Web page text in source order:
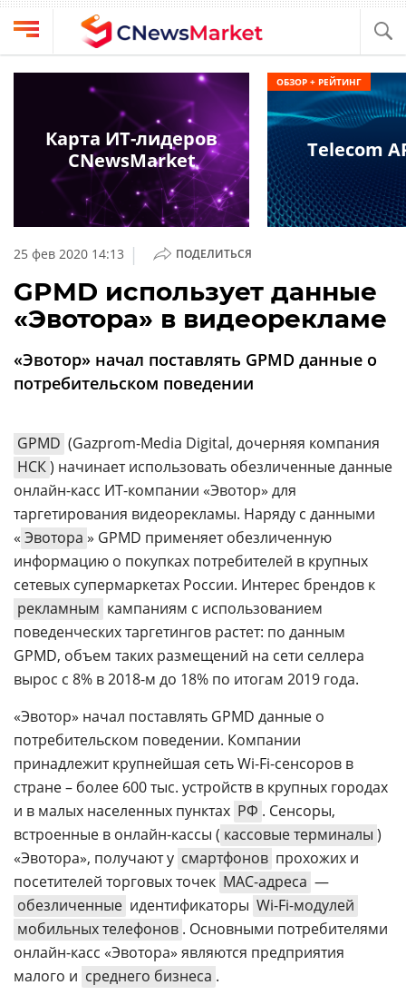
Выбрать
провайдера
Компании
обзоры
кабинет
О
CNews
Конференции
Техника
ТВ
Об
Реклама
Вакансии
Контакты
Max
Telegram
Дзен
VK
Rutube
CNews
Конференции
Техника
25 фев 2020 14:13 | ПОДЕЛИТЬСЯ
GPMD использует данные
«Эвотора» в видеорекламе
«Эвотор» начал поставлять GPMD данные о
потребительском поведении
GPMD (Gazprom-Media Digital, дочерняя компания
НСК) начинает использовать обезличенные данные
онлайн-касс ИТ-компании «Эвотор» для
таргетирования видеорекламы. Наряду с данными
« Эвотора » GPMD применяет обезличенную
информацию о покупках потребителей в крупных
сетевых супермаркетах России. Интерес брендов к
рекламным кампаниям с использованием
поведенческих таргетингов растет: по данным
GPMD, объем таких размещений на сети селлера
вырос с 8% в 2018-м до 18% по итогам 2019 года.
«Эвотор» начал поставлять GPMD данные о
потребительском поведении. Компании
принадлежит крупнейшая сеть Wi-Fi-сенсоров в
стране – более 600 тыс. устройств в крупных городах
и в малых населенных пунктах РФ . Сенсоры,
встроенные в онлайн-кассы ( кассовые терминалы )
«Эвотора», получают у смартфонов прохожих и
посетителей торговых точек MAC-адреса —
обезличенные идентификаторы Wi-Fi-модулей
мобильных телефонов . Основными потребителями
онлайн-касс «Эвотора» являются предприятия
малого и среднего бизнеса .
Карта ИТ-лидеров
CNewsMarket
Telecom
ОБЗОР + РЕЙТИНГ